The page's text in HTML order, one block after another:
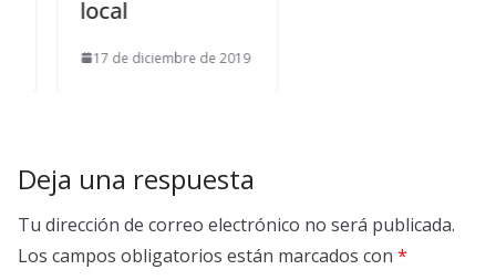
local
17 de diciembre de 2019
Deja una respuesta
Tu dirección de correo electrónico no será publicada.
Los campos obligatorios están marcados con *